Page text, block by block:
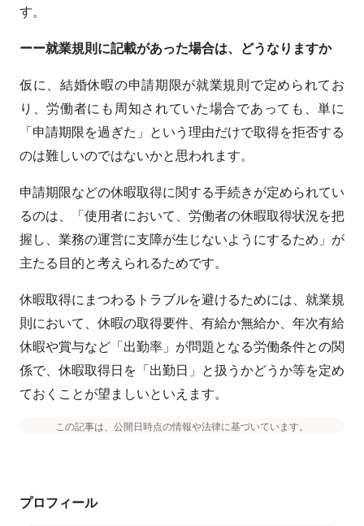
す。
ーー就業規則に記載があった場合は、どうなりますか
仮に、結婚休暇の申請期限が就業規則で定められてお
り、労働者にも周知されていた場合であっても、単に
「申請期限を過ぎた」という理由だけで取得を拒否する
のは難しいのではないかと思われます。
申請期限などの休暇取得に関する手続きが定められてい
るのは、「使用者において、労働者の休暇取得状況を把
握し、業務の運営に支障が生じないようにするため」が
主たる目的と考えられるためです。
休暇取得にまつわるトラブルを避けるためには、就業規
則において、休暇の取得要件、有給か無給か、年次有給
休暇や賞与など「出勤率」が問題となる労働条件との関
係で、休暇取得日を「出勤日」と扱うかどうか等を定め
ておくことが望ましいといえます。
この記事は、公開日時点の情報や法律に基づいています。
プロフィール